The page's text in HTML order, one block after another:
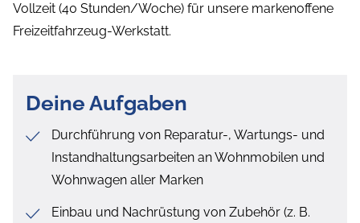
Vollzeit (40 Stunden/Woche) für unsere markenoffene
Freizeitfahrzeug-Werkstatt.
Deine Aufgaben
Durchführung von Reparatur-, Wartungs- und
Instandhaltungsarbeiten an Wohnmobilen und
Wohnwagen aller Marken
Einbau und Nachrüstung von Zubehör (z. B.